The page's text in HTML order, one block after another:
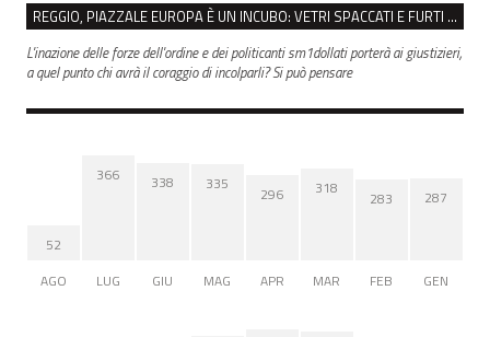
REGGIO, PIAZZALE EUROPA È UN INCUBO: VETRI SPACCATI E FURTI SULLE AUTO IN SOSTA
L'inazione delle forze dell'ordine e dei politicanti sm1dollati porterà ai giustizieri,
a quel punto chi avrà il coraggio di incolparli? Si può pensare
52
AGO
366
LUG
338
GIU
335
MAG
296
APR
318
MAR
283
FEB
287
GEN